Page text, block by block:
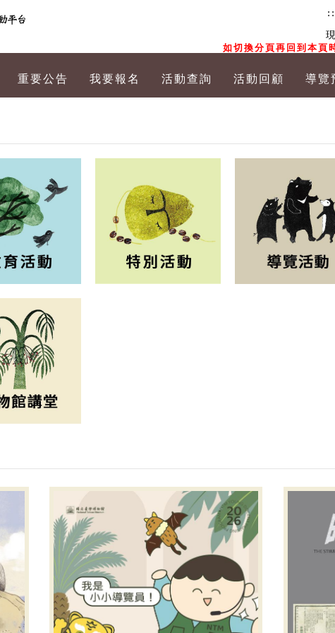
如切換分頁再回到本頁
重要公告 我要報名 活動查詢 活動回顧 導覽